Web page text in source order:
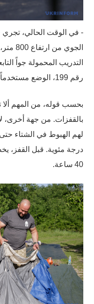
- في الوقت الحالي، تجري
الجوي من ارتفاع 800 متر، - يوضح
التدريب المحمولة جواً
رقم 199، الوضع مستخدماً رمز النداء
بحسب قوله، من المهم ألا
بالقفزات. من جهة أخرى،
درجة مئوية. قبل القفز،
40 ساعة.